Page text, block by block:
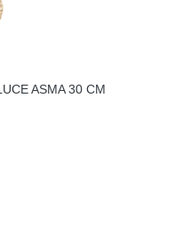
ASMA 30 CM